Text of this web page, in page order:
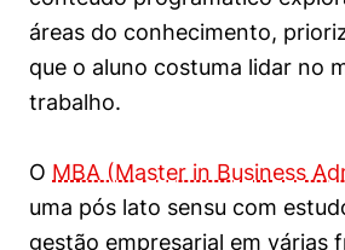
áreas do conhecimento,
que o aluno costuma lidar no
trabalho.
O MBA (Master in Business
uma pós lato sensu com
gestão empresarial em várias